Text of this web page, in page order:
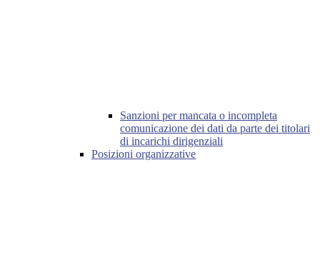
Sanzioni per mancata o incompleta
comunicazione dei dati da parte dei titolari
di incarichi dirigenziali
Posizioni organizzative